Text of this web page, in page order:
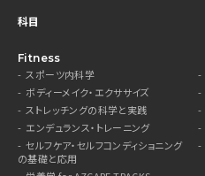
科目
Fitness
スポーツ内科学
ボディーメイク・エクササイズ
ストレッチングの科学と実践
エンデュランス・トレーニング
セルフケア・セルフコンディショニング
の基礎と応用